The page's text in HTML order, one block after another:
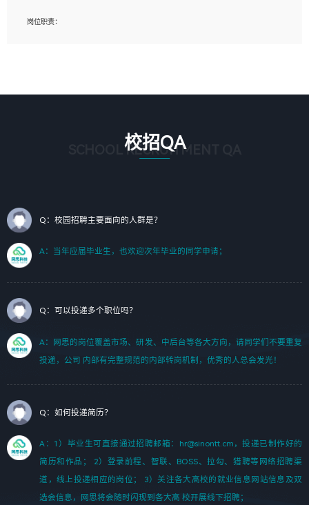
1、艺术设计类相关专业；（其中需求分析顾问不限专业）
岗位职责：
2. 熟悉 前端常用框架, 能独立完成设计给予的 UI 效果;
3. 有良好的代码习惯, 低级错误出现频率低;
7. 了解或熟悉 WebGL 及相关框架优先。
（岗位人员专职于行业应用解决方案、项目申报方案、投标方案的策划编写）
校招QA
SCHOOL RECRUITMENT QA
Q：校园招聘主要面向的人群是？
A：当年应届毕业生，也欢迎次年毕业的同学申请；
Q：可以投递多个职位吗？
A：网思的岗位覆盖市场、研发、中后台等各大方向，请同学们不要重复
投递，公司 内部有完整规范的内部转岗机制，优秀的人总会发光！
Q：如何投递简历？
A：1）毕业生可直接通过招聘邮箱：hr@sinontt.cm，投递已制作好的
简历和作品； 2）登录前程、智联、BOSS、拉勾、猎聘等网络招聘渠
道，线上投递相应的岗位； 3）关注各大高校的就业信息网站信息及双
选会信息，网思将会随时闪现到各大高 校开展线下招聘；